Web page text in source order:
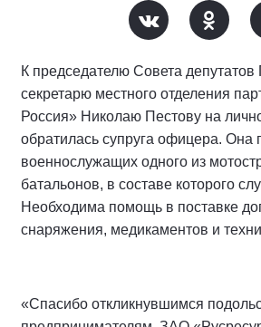
К председателю Совета депутатов
секретарю местного отделения
Россия» Николаю Пестову на
обратилась супруга офицера. Она
военнослужащих одного из
батальонов, в составе которого
Необходима помощь в поставке
снаряжения, медикаментов и
«Спасибо откликнувшимся